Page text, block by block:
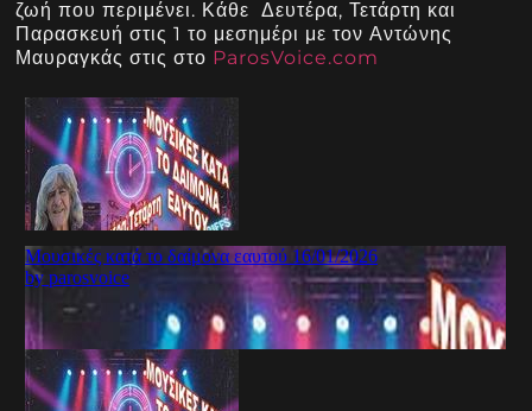
ζωή που περιμένει. Κάθε Δευτέρα, Τετάρτη και
Παρασκευή στις 1 το μεσημέρι με τον Αντώνης
Μαυραγκάς στις στο ParosVoice.com